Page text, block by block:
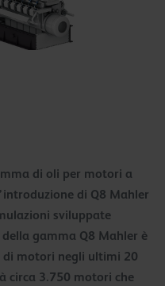
di oli per motori a
di Q8 Mahler
sviluppate
gamma Q8 Mahler è
motori negli ultimi 20
circa 3.750 motori che